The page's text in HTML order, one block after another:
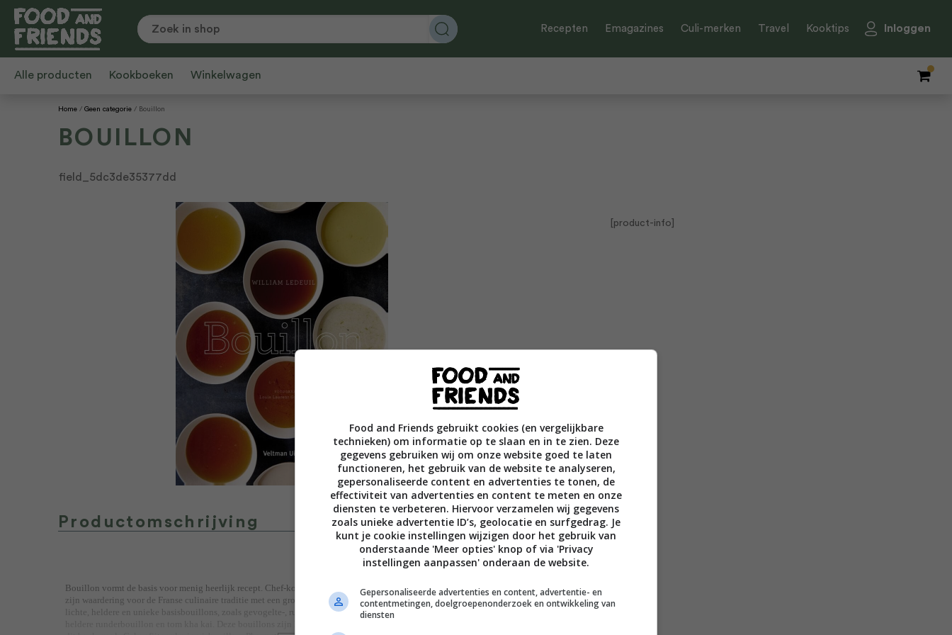
Recepten Emagazines Culi-merken Travel Kooktips Inloggen
Alle producten Kookboeken Winkelwagen
Home Geen categorie Bouillon
BOUILLON
field_5dc3de35377dd
Productomschrijving
Bouillon vormt de basis voor menig heerlijk recept. Chef-kok William Ledeuil maakte er zijn handelsmerk van en combineert
zijn waardering voor de Franse culinaire traditie met een grote passie voor Azië. In dit boek onthult hij de geheimen van zijn
lichte, heldere en unieke basisbouillons, zoals gevogelte-, runder- en visbouillon, en van enkele van zijn specialiteiten, zoals de
[product-info]
Food and Friends gebruikt cookies (en vergelijkbare
technieken) om informatie op te slaan en in te zien. Deze
gegevens gebruiken wij om onze website goed te laten
functioneren, het gebruik van de website te analyseren,
gepersonaliseerde content en advertenties te tonen, de
effectiviteit van advertenties en content te meten en onze
diensten te verbeteren. Hiervoor verzamelen wij gegevens
zoals unieke advertentie ID’s, geolocatie en surfgedrag. Je
kunt je cookie instellingen wijzigen door het gebruik van
onderstaande 'Meer opties' knop of via 'Privacy
instellingen aanpassen' onderaan de website.
Gepersonaliseerde advertenties en content, advertentie- en
contentmetingen, doelgroepenonderzoek en ontwikkeling van
diensten